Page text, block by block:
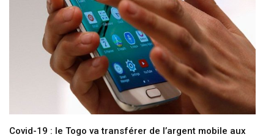
Covid-19 : le Togo va transférer de l’argent mobile aux